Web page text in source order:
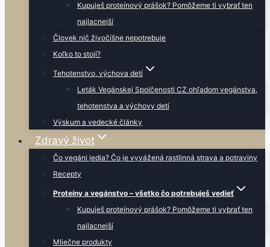
Kupuješ proteínový prášok? Pomôžeme ti vybrať ten
najlacnejší
Človek nič živočíšne nepotrebuje
Koľko to stojí?
Tehotenstvo, výchova detí
Leták Vegánskej Spolčenosti CZ ohľadom vegánstva,
tehotenstva a výchovy detí
Výskum a vedecké články
Zdravý život
Čo vegáni jedia? Čo je vyvážená rastlinná strava a potraviny
Recepty
Proteíny a vegánstvo – všetko čo potrebuješ vedieť
Kupuješ proteínový prášok? Pomôžeme ti vybrať ten
najlacnejší
Mliečne produkty